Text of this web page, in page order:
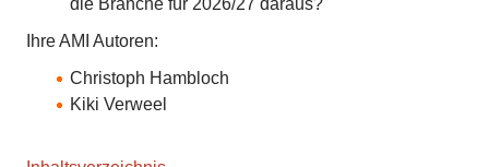
die Branche für 2026/27 daraus?
Ihre AMI Autoren:
Christoph Hambloch
Kiki Verweel